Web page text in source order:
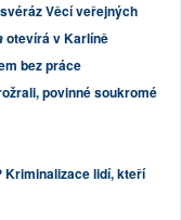
Věcí veřejných
otevírá v Karlíně
bez práce
povinné soukromé
Kriminalizace lidí, kteří